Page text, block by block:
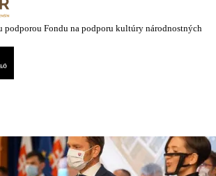
podporou Fondu na podporu kultúry národnostných